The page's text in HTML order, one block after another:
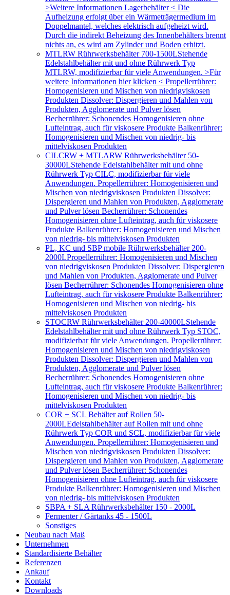
>Weitere Informationen Lagerbehälter < Die
Aufheizung erfolgt über ein Wärmeträgermedium im
Doppelmantel, welches elektrisch aufgeheizt wird.
Durch die indirekt Beheizung des Innenbehälters brennt
nichts an, es wird am Zylinder und Boden erhitzt.
MTLRW Rührwerksbehälter 700-1500LStehende
Edelstahlbehälter mit und ohne Rührwerk Typ
MTLRW, modifizierbar für viele Anwendungen. >Für
weitere Informationen hier klicken < Propellerrührer:
Homogenisieren und Mischen von niedrigviskosen
Produkten Dissolver: Dispergieren und Mahlen von
Produkten, Agglomerate und Pulver lösen
Becherrührer: Schonendes Homogenisieren ohne
Lufteintrag, auch für viskosere Produkte Balkenrührer:
Homogenisieren und Mischen von niedrig- bis
mittelviskosen Produkten
CILCRW + MTLARW Rührwerksbehälter 50-
30000LStehende Edelstahlbehälter mit und ohne
Rührwerk Typ CILC, modifizierbar für viele
Anwendungen. Propellerrührer: Homogenisieren und
Mischen von niedrigviskosen Produkten Dissolver:
Dispergieren und Mahlen von Produkten, Agglomerate
und Pulver lösen Becherrührer: Schonendes
Homogenisieren ohne Lufteintrag, auch für viskosere
Produkte Balkenrührer: Homogenisieren und Mischen
von niedrig- bis mittelviskosen Produkten
PL, KC und SBP mobile Rührwerksbehälter 200-
2000LPropellerrührer: Homogenisieren und Mischen
von niedrigviskosen Produkten Dissolver: Dispergieren
und Mahlen von Produkten, Agglomerate und Pulver
lösen Becherrührer: Schonendes Homogenisieren ohne
Lufteintrag, auch für viskosere Produkte Balkenrührer:
Homogenisieren und Mischen von niedrig- bis
mittelviskosen Produkten
STOCRW Rührwerksbehälter 200-40000LStehende
Edelstahlbehälter mit und ohne Rührwerk Typ STOC,
modifizierbar für viele Anwendungen. Propellerrührer:
Homogenisieren und Mischen von niedrigviskosen
Produkten Dissolver: Dispergieren und Mahlen von
Produkten, Agglomerate und Pulver lösen
Becherrührer: Schonendes Homogenisieren ohne
Lufteintrag, auch für viskosere Produkte Balkenrührer:
Homogenisieren und Mischen von niedrig- bis
mittelviskosen Produkten
COR + SCL Behälter auf Rollen 50-
2000LEdelstahlbehälter auf Rollen mit und ohne
Rührwerk Typ COR und SCL, modifizierbar für viele
Anwendungen. Propellerrührer: Homogenisieren und
Mischen von niedrigviskosen Produkten Dissolver:
Dispergieren und Mahlen von Produkten, Agglomerate
und Pulver lösen Becherrührer: Schonendes
Homogenisieren ohne Lufteintrag, auch für viskosere
Produkte Balkenrührer: Homogenisieren und Mischen
von niedrig- bis mittelviskosen Produkten
SBPA + SLA Rührwerksbehälter 150 - 2000L
Fermenter / Gärtanks 45 - 1500L
Sonstiges
Neubau nach Maß
Unternehmen
Standardisierte Behälter
Referenzen
Ankauf
Kontakt
Downloads